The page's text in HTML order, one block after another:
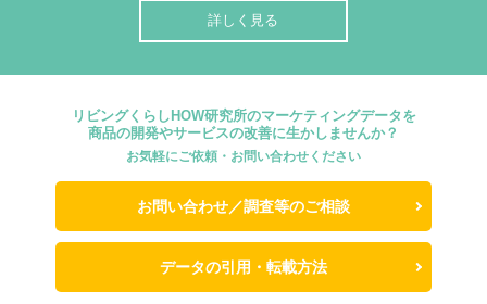
詳しく見る
リビングくらしHOW研究所のマーケティングデータを
商品の開発やサービスの改善に生かしませんか？
お気軽にご依頼・お問い合わせください
お問い合わせ／調査等のご相談
データの引用・転載方法